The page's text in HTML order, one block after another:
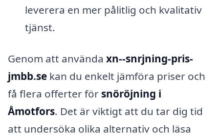
leverera en mer pålitlig och kvalitativ
tjänst.
Genom att använda xn--snrjning-pris-
jmbb.se kan du enkelt jämföra priser och
få flera offerter för snöröjning i
Åmotfors. Det är viktigt att du tar dig tid
att undersöka olika alternativ och läsa